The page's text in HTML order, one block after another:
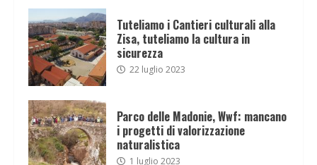
Tuteliamo i Cantieri culturali alla
Zisa, tuteliamo la cultura in
sicurezza
22 luglio 2023
Parco delle Madonie, Wwf: mancano
i progetti di valorizzazione
naturalistica
1 luglio 2023